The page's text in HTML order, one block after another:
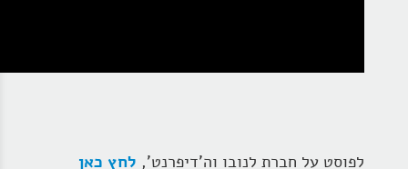
לפוסט על חברת לנובו וה'דיפרנט', לחץ כאן